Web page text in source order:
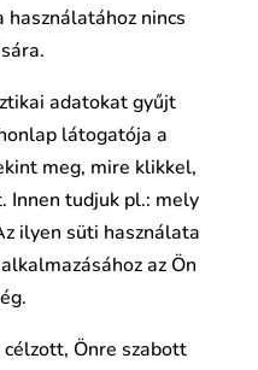
nincs
adatokat gyűjt
látogatója a
meg, mire klikkel,
Innen tudjuk pl.: mely
ilyen süti használata
az Ön
Önre szabott